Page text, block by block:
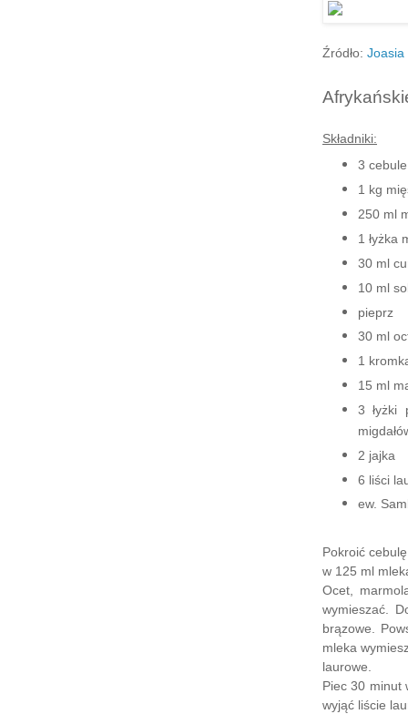
Źródło: Joasia
Składniki:
3 cebule
1 kg
250 ml
1 łyżka
30 ml
10 ml
pieprz
30 ml
1
15 ml
3 łyżki
2 jajka
6 liści
ew.
Pokroić
w 125 ml
Ocet,
wymieszać.
brązowe.
mleka
laurowe.
Piec 30 minut
wyjąć liście